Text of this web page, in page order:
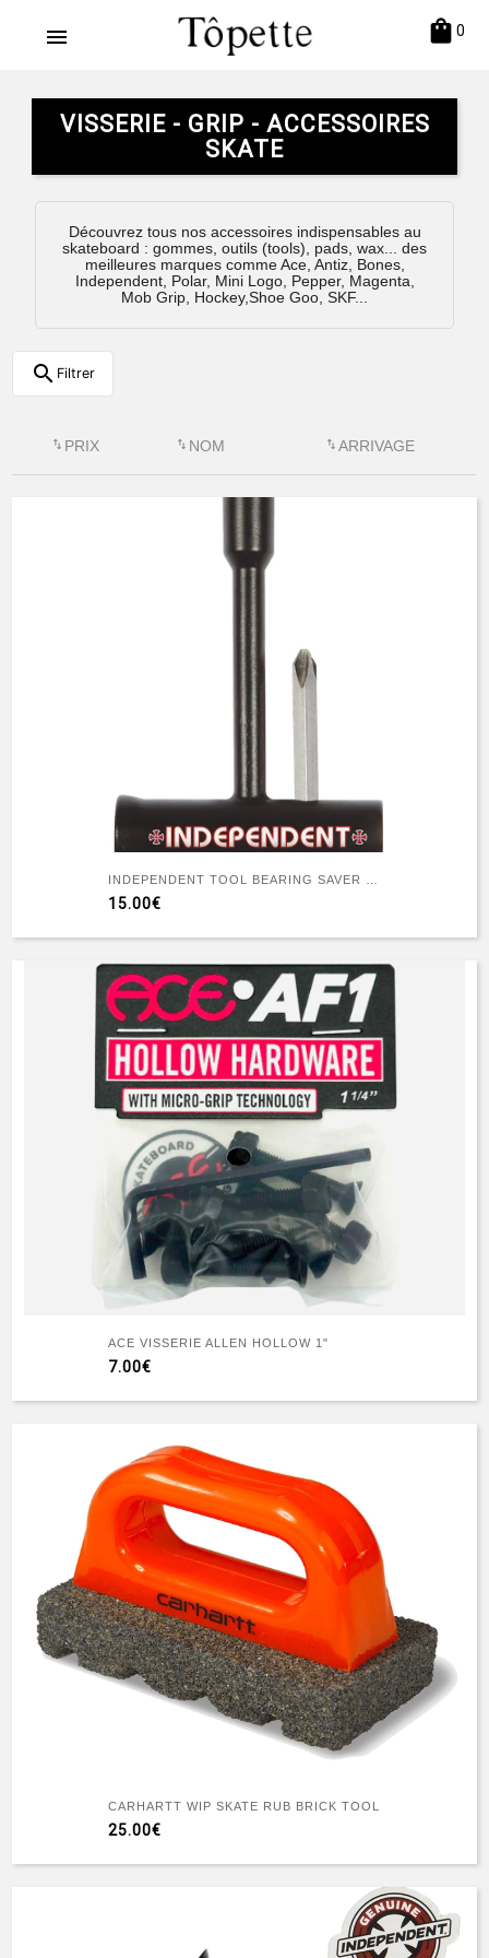
menu shopping_bag 0
VISSERIE - GRIP - ACCESSOIRES
SKATE
Découvrez tous nos accessoires indispensables au
skateboard : gommes, outils (tools), pads, wax... des
meilleures marques comme Ace, Antiz, Bones,
Independent, Polar, Mini Logo, Pepper, Magenta,
Mob Grip, Hockey,Shoe Goo, SKF...
search Filtrer
swap_vert PRIX swap_vert NOM swap_vert ARRIVAGE
15.00€
ACE VISSERIE ALLEN HOLLOW 1"
7.00€
CARHARTT WIP SKATE RUB BRICK TOOL
25.00€